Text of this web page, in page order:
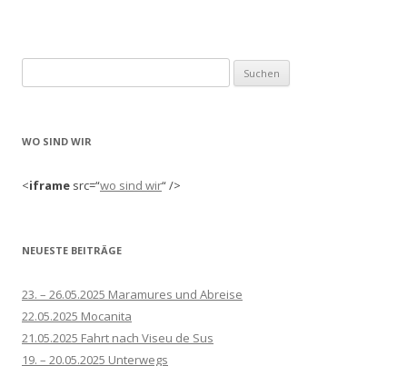
nach:
WO SIND WIR
<iframe src=“wo sind wir“ />
NEUESTE BEITRÄGE
23. – 26.05.2025 Maramures und Abreise
22.05.2025 Mocanita
21.05.2025 Fahrt nach Viseu de Sus
19. – 20.05.2025 Unterwegs